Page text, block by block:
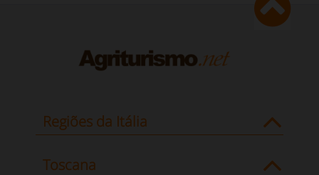
Regiões da Itália
Toscana